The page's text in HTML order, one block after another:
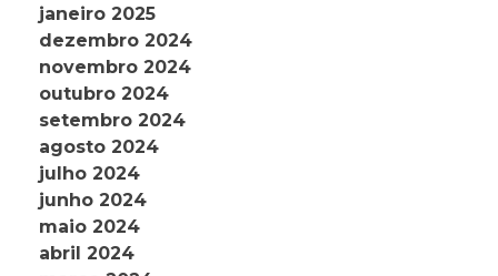
janeiro 2025
dezembro 2024
novembro 2024
outubro 2024
setembro 2024
agosto 2024
julho 2024
junho 2024
maio 2024
abril 2024